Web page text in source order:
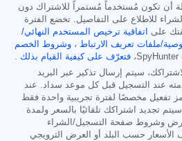
أن تكون مُستخدماً مُستمراً للاشتراك دون
للاطلاع على التفاصيل. تخضع الفترة
على
اتفاقية ترخيص المستخدم النهائي/
ملفات تعريف الارتباط ، وشروط الخصم
فتعرّف على كيفية القيام بذلك
سيتم إرسال تذكير عبر البريد
عند التسجيل قبل كل موعد سداد. عند
تفعيل مخصصًا لفترة تجريبية واحدة فقط
تجديد اشتراكك تلقائيًا بالسعر ولمدة
وشروط صفحة التسجيل/الشراء
الأسعار حسب البلد أو العرض الترويجي